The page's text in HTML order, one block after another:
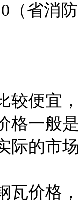
（省消
较便宜
格一般
际的市
瓦价格